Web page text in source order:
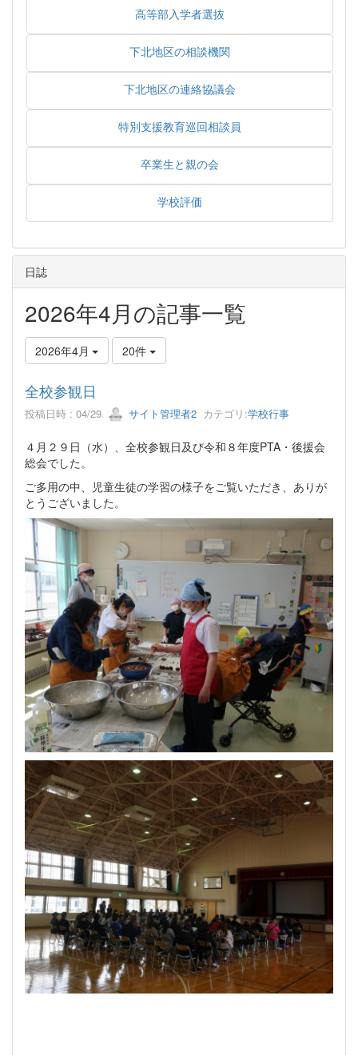
高等部入学者選抜
下北地区の相談機関
下北地区の連絡協議会
特別支援教育巡回相談員
卒業生と親の会
学校評価
日誌
2026年4月の記事一覧
2026年4月 20件
全校参観日
投稿日時 : 04/29 サイト管理者2 カテゴリ:学校行事
４月２９日（水）、全校参観日及び令和８年度PTA・後援会
総会でした。
ご多用の中、児童生徒の学習の様子をご覧いただき、ありが
とうございました。